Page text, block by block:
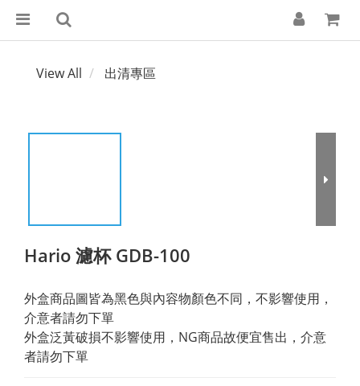
View All 出清專區
Hario 濾杯 GDB-100
外盒商品圖皆為黑色與內容物顏色不同，不影響使用，
介意者請勿下單
外盒泛黃破損不影響使用，NG商品故便宜售出，介意
者請勿下單